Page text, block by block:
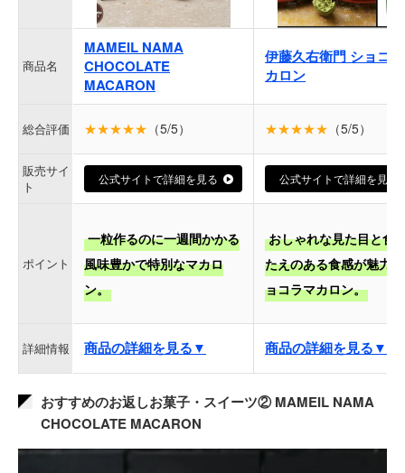
商品名
MAMEIL NAMA
CHOCOLATE
MACARON
伊藤久右衛門 ショコ
カロン
総合評価 ★★★★★ （5/5） ★★★★★ （5/5）
販売サイ
ト
公式サイトで詳細を見る 公式サイトで詳細を見る
ポイント
一粒作るのに一週間かかる
風味豊かで特別なマカロ
ン。
おしゃれな見た目と食
たえのある食感が魅力
ョコラマカロン。
詳細情報 商品の詳細を見る▼ 商品の詳細を見る▼
おすすめのお返しお菓子・スイーツ② MAMEIL NAMA
CHOCOLATE MACARON